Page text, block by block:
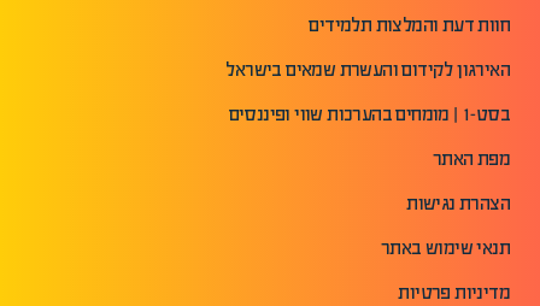
חוות דעת והמלצות תלמידים
האירגון לקידום והעשרת שמאים בישראל
בסט-1 | מומחים בהערכות שווי ופיננסים
מפת האתר
הצהרת נגישות
תנאי שימוש באתר
מדיניות פרטיות